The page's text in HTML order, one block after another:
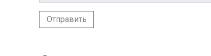
Отправить